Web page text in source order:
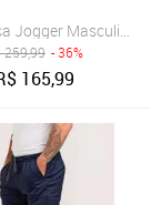
Tecido
Jogger Masculina
259,99 - 36%
165,99